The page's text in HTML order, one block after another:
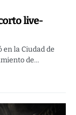
live-
la Ciudad de
de…